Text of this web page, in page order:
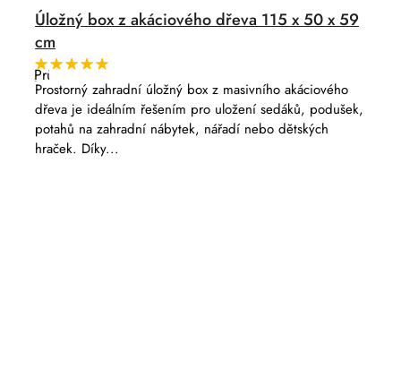
Úložný box z akáciového dřeva 115 x 50 x 59
cm
Průměrné
hodnocení
produktu
je
5,0
z
5
Prostorný zahradní úložný box z masivního akáciového
dřeva je ideálním řešením pro uložení sedáků, podušek,
potahů na zahradní nábytek, nářadí nebo dětských
hraček. Díky...